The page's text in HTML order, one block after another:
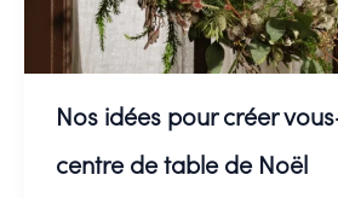
même
Nos idées pour créer
centre de table de Noël